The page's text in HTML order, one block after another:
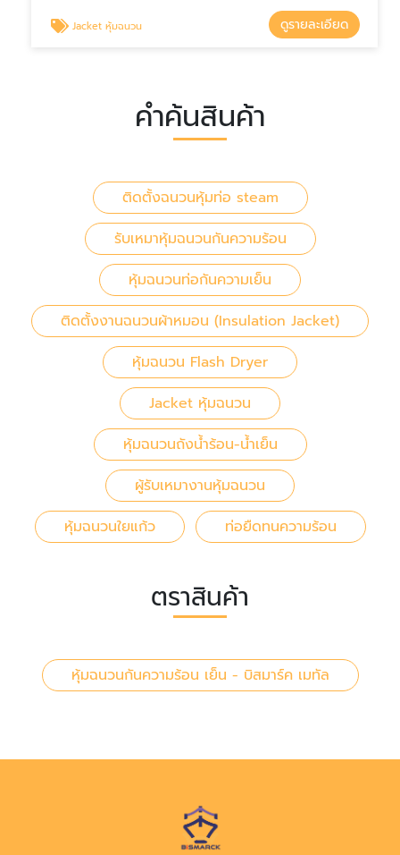
Jacket หุ้มฉนวน ดูรายละเอียด
คำค้นสินค้า
ติดตั้งฉนวนหุ้มท่อ steam
รับเหมาหุ้มฉนวนกันความร้อน
หุ้มฉนวนท่อกันความเย็น
ติดตั้งงานฉนวนผ้าหมอน (Insulation Jacket)
หุ้มฉนวน Flash Dryer
Jacket หุ้มฉนวน
หุ้มฉนวนถังน้ำร้อน-น้ำเย็น
ผู้รับเหมางานหุ้มฉนวน
หุ้มฉนวนใยแก้ว
ท่อยืดทนความร้อน
ตราสินค้า
หุ้มฉนวนกันความร้อน เย็น - บิสมาร์ค เมทัล